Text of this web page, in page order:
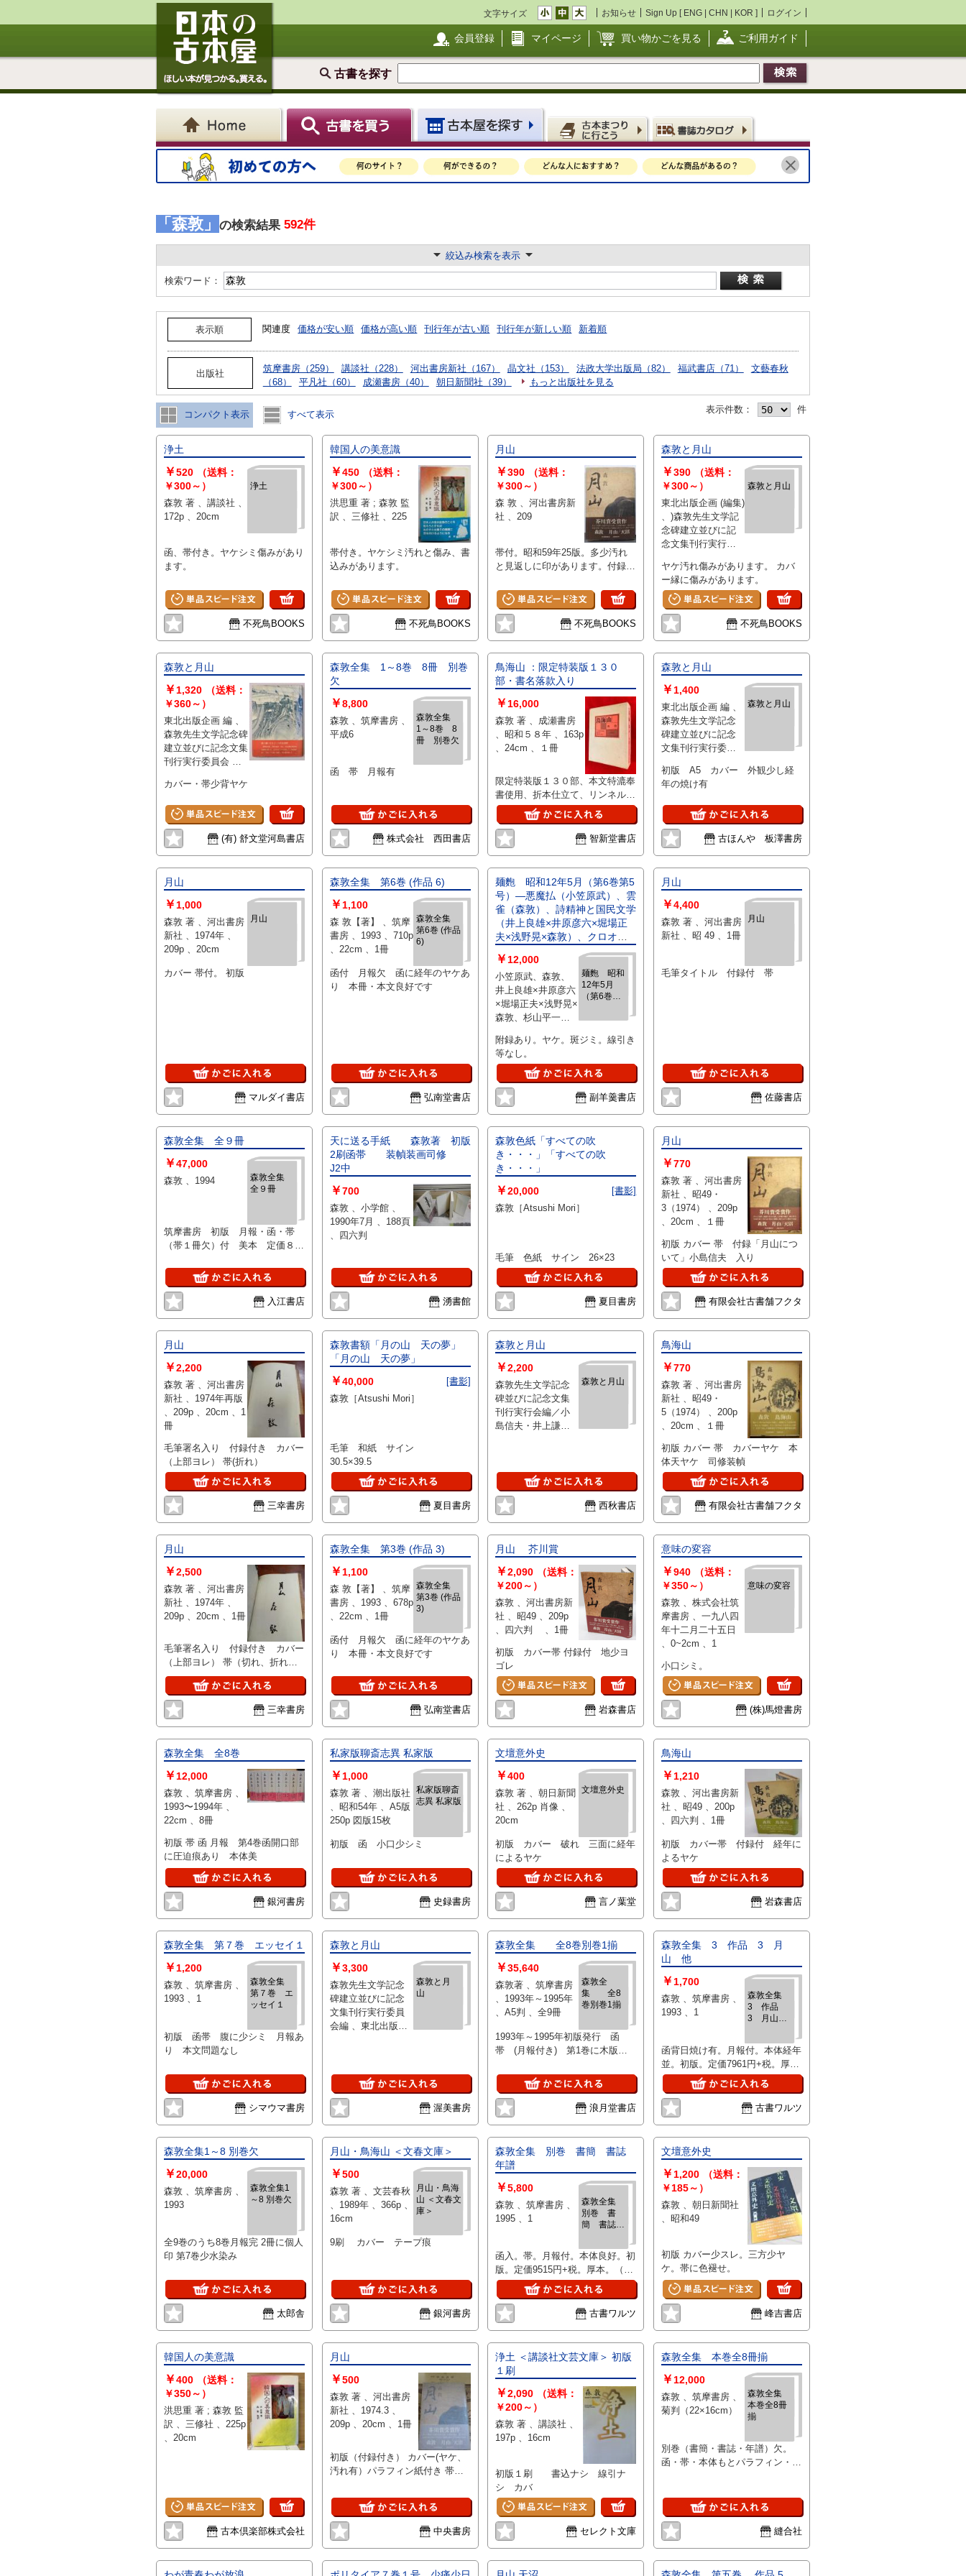
文字サイズ お知らせ Sign Up [ ENG | CHN | KOR ] ログイン
会員登録 マイページ 買い物かごを見る ご利用ガイド
古書を探す
「森敦」 の検索結果 592件
絞込み検索を表示
検索ワード：
表示順 関連度 価格が安い順 価格が高い順 刊行年が古い順 刊行年が新しい順 新着順
出版社 筑摩書房（259） 講談社（228） 河出書房新社（167） 晶文社（153） 法政大学出版局（82） 福武書店（71）
文藝春秋
（68）
平凡社（60） 成瀬書房（40） 朝日新聞社（39） もっと出版社を見る
コンパクト表示 すべて表示 表示件数： 件
浄土
浄土
￥520
（送料：
￥300～）
森敦 著 、講談社 、
172p 、20cm
函、帯付き。ヤケシミ傷みがあり
ます。
不死鳥BOOKS
韓国人の美意識
￥450
（送料：
￥300～）
洪思重 著 ; 森敦 監
訳 、三修社 、225
帯付き。ヤケシミ汚れと傷み、書
込みがあります。
不死鳥BOOKS
月山
￥390
（送料：
￥300～）
森 敦 、河出書房新
社 、209
帯付。昭和59年25版。多少汚れ
と見返しに印があります。付録付
不死鳥BOOKS
森敦と月山
森敦と月山
￥390
（送料：
￥300～）
東北出版企画 (編集)
、)森敦先生文学記
念碑建立並びに記
念文集刊行実行委
ヤケ汚れ傷みがあります。 カバ
ー縁に傷みがあります。
不死鳥BOOKS
森敦と月山
￥ 1,320
（送料：
￥360～）
東北出版企画 編 、
森敦先生文学記念碑
建立並びに記念文集
刊行実行委員会 、
22cm 、1冊
カバー・帯少背ヤケ
(有) 舒文堂河島書店
森敦全集 1～8巻 8冊 別巻
欠
森敦全集
1～8巻 8
冊 別巻欠
￥8,800
森敦 、筑摩書房 、
平成6
函 帯 月報有
株式会社 西田書店
鳥海山 ：限定特装版１３０
部・書名落款入り
￥ 16,000
森敦 著 、成瀬書房
、昭和５８年 、163p
、24cm 、１冊
限定特装版１３０部、本文特漉奉
書使用、折本仕立て、リンネル装
帙入り、肉筆署名落款入り、輸送
函入り、良好
智新堂書店
森敦と月山
森敦と月山
￥ 1,400
東北出版企画 編 、
森敦先生文学記念
碑建立並びに記念
文集刊行実行委員
、22cm 、1冊
初版 A5 カバー 外観少し経
年の焼け有
古ほんや 板澤書房
月山
月山
￥ 1,000
森敦 著 、河出書房
新社 、1974年 、
209p 、20cm
カバー 帯付。 初版
マルダイ書店
森敦全集 第6巻 (作品 6)
森敦全集
第6巻 (作品
6)
￥ 1,100
森 敦【著】 、筑摩
書房 、1993 、710p
、22cm 、1冊
函付 月報欠 函に経年のヤケあ
り 本冊・本文良好です
弘南堂書店
麺麭 昭和12年5月（第6巻第5
号）―悪魔払（小笠原武）、雲
雀（森敦）、詩精神と国民文学
（井上良雄×井原彦六×堀場正
夫×浅野晃×森敦）、クロオ
ズ・アツプの精神（杉山平
一）、『我等の仲間』について
（森敦）、日本映画の非国民性
（今村大平）、詩の朗詠につい
て（森敦）、朝鮮の妹（石井奈
良夫）、草花（高橋勇）、創作
勉）
麺麭 昭和
12年5月
（第6巻第5
払（小笠原
（森敦）、
民文学（井
上良雄×井
場正夫×浅
プの精神
（杉山平
等の仲間』
について
朗詠につい
て（森
敦）、朝鮮
の妹（石井
奈良夫）、
草花（高橋
勇）、創作
薔薇に就い
て（澤村
勉）
￥ 12,000
小笠原武、森敦、
井上良雄×井原彦六
×堀場正夫×浅野晃×
森敦、杉山平一、
良夫、高橋勇、澤
村勉 、麺麭社 、
附録あり。ヤケ。斑ジミ。線引き
等なし。
副羊羹書店
月山
月山
￥4,400
森敦 著 、河出書房
新社 、昭 49 、1冊
毛筆タイトル 付録付 帯
佐藤書店
森敦全集 全９冊
森敦全集
全９冊
￥47,000
森敦 、1994
筑摩書房 初版 月報・函・帯
（帯１冊欠）付 美本 定価８１
入江書店
天に送る手紙 森敦著 初版
2刷函帯 装幀装画司修
J2中
￥700
森敦 、小学館 、
1990年7月 、188頁
、四六判
湧書館
森敦色紙「すべての吹
き・・・」「すべての吹
き・・・」
[書影]
￥20,000
森敦［Atsushi Mori］
毛筆 色紙 サイン 26×23
夏目書房
月山
￥770
森敦 著 、河出書房
新社 、昭49・
3（1974） 、209p
、20cm 、１冊
初版 カバー 帯 付録「月山につ
いて」小島信夫 入り
有限会社古書舗フクタ
月山
￥2,200
森敦 著 、河出書房
新社 、1974年再版
、209p 、20cm 、1
冊
毛筆署名入り 付録付き カバー
（上部ヨレ） 帯(折れ）
三幸書房
森敦書額「月の山 天の夢」
「月の山 天の夢」
[書影]
￥40,000
森敦［Atsushi Mori］
毛筆 和紙 サイン
30.5×39.5
夏目書房
森敦と月山
森敦と月山
￥2,200
森敦先生文学記念
碑並びに記念文集
刊行実行会編／小
島信夫・井上謙他
委員会（朝日村役
場内）／編集製
作：東北出版企画
、昭和56年
西秋書店
鳥海山
￥770
森敦 著 、河出書房
新社 、昭49・
5（1974） 、200p
、20cm 、１冊
初版 カバー 帯 カバーヤケ 本
体天ヤケ 司修装幀
有限会社古書舗フクタ
月山
￥2,500
森敦 著 、河出書房
新社 、1974年 、
209p 、20cm 、1冊
毛筆署名入り 付録付き カバー
（上部ヨレ） 帯（切れ、折れ）
初版
三幸書房
森敦全集 第3巻 (作品 3)
森敦全集
第3巻 (作品
3)
￥ 1,100
森 敦【著】 、筑摩
書房 、1993 、678p
、22cm 、1冊
函付 月報欠 函に経年のヤケあ
り 本冊・本文良好です
弘南堂書店
月山 芥川賞
￥2,090
（送料：
￥200～）
森敦 、河出書房新
社 、昭49 、209p
、四六判 、1冊
初版 カバー帯 付録付 地少ヨ
ゴレ
岩森書店
意味の変容
意味の変容
￥940
（送料：
￥350～）
森敦 、株式会社筑
摩書房 、一九八四
年十二月二十五日
、0~2cm 、1
小口シミ。
(株)馬燈書房
森敦全集 全8巻
￥ 12,000
森敦 、筑摩書房 、
1993〜1994年 、
22cm 、8冊
初版 帯 函 月報 第4巻函開口部
に圧迫痕あり 本体美
銀河書房
私家版聊斎志異 私家版
私家版聊斎
志異 私家版
￥ 1,000
森敦 著 、潮出版社
、昭和54年 、A5版
250p 図版15枚
初版 函 小口少シミ
史録書房
文壇意外史
文壇意外史
￥400
森敦 著 、朝日新聞
社 、262p 肖像 、
20cm
初版 カバー 破れ 三面に経年
によるヤケ
言ノ葉堂
鳥海山
￥ 1,210
森敦 、河出書房新
社 、昭49 、200p
、四六判 、1冊
初版 カバー帯 付録付 経年に
よるヤケ
岩森書店
森敦全集 第７巻 エッセイ１
森敦全集
第７巻 エ
ッセイ１
￥ 1,200
森敦 、筑摩書房 、
1993 、1
初版 函帯 腹に少シミ 月報あ
り 本文問題なし
シマウマ書房
森敦と月山
森敦と月
山
￥3,300
森敦先生文学記念
碑建立並びに記念
文集刊行実行委員
会編 、東北出版企
渥美書房
森敦全集 全8巻別巻1揃
森敦全
集 全8
巻別巻1揃
￥35,640
森敦著 、筑摩書房
、1993年～1995年
、A5判 、全9冊
1993年～1995年初版発行 函
帯 (月報付き) 第1巻に木版蔵
浪月堂書店
森敦全集 3 作品 3 月
山 他
森敦全集
3 作品
3 月山
￥ 1,700
森敦 、筑摩書房 、
1993 、1
函背日焼け有。月報付。本体経年
並。初版。定価7961円+税。厚
本。（3のみ）。
古書ワルツ
森敦全集1～8 別巻欠
森敦全集1
～8 別巻欠
￥20,000
森敦 、筑摩書房 、
1993
全9巻のうち8巻月報完 2冊に個人
印 第7巻少水染み
太郎舎
月山・鳥海山 ＜文春文庫＞
月山・鳥海
山 ＜文春文
庫＞
￥500
森敦 著 、文芸春秋
、1989年 、366p 、
16cm
9刷 カバー テープ痕
銀河書房
森敦全集 別巻 書簡 書誌
年譜
森敦全集
別巻 書
簡 書誌
￥5,800
森敦 、筑摩書房 、
1995 、1
函入。帯。月報付。本体良好。初
版。定価9515円+税。厚本。（別
巻のみ）。
古書ワルツ
文壇意外史
￥ 1,200
（送料：
￥185～）
森敦 、朝日新聞社
、昭和49
初版 カバー少スレ。三方少ヤ
ケ。帯に色褪せ。
峰吉書店
韓国人の美意識
￥400
（送料：
￥350～）
洪思重 著 ; 森敦 監
訳 、三修社 、225p
、20cm
古本倶楽部株式会社
月山
￥500
森敦 著 、河出書房
新社 、1974.3 、
209p 、20cm 、1冊
初版（付録付き） カバー(ヤケ、
汚れ有）パラフィン紙付き 帯
中央書房
浄土 ＜講談社文芸文庫＞ 初版
１刷
￥2,090
（送料：
￥200～）
森敦 著 、講談社 、
197p 、16cm
初版１刷 書込ナシ 線引ナ
シ カバ
セレクト文庫
森敦全集 本巻全8冊揃
森敦全集
本巻全8冊
揃
￥12,000
森敦 、筑摩書房 、
菊判（22×16cm）
別巻（書簡・書誌・年譜）欠。
函・帯・本体もとパラフィン・月
縫合社